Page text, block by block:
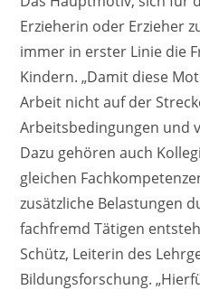
Erzieherin oder Erzieher
immer in erster Linie die
Kindern. „Damit diese
Arbeit nicht auf der
Arbeitsbedingungen und
Dazu gehören auch
gleichen
zusätzliche Belastungen
fachfremd Tätigen
Schütz, Leiterin des
Bildungsforschung.